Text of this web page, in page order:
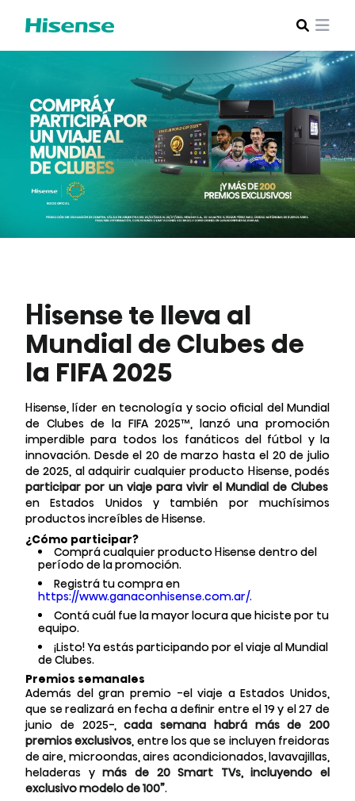
Hisense te lleva al
Mundial de Clubes de
la FIFA 2025
Hisense, líder en tecnología y socio oficial del Mundial
de Clubes de la FIFA 2025™, lanzó una promoción
imperdible para todos los fanáticos del fútbol y la
innovación. Desde el 20 de marzo hasta el 20 de julio
de 2025, al adquirir cualquier producto Hisense, podés
participar por un viaje para vivir el Mundial de Clubes
en Estados Unidos y también por muchísimos
productos increíbles de Hisense.
¿Cómo participar?
Comprá cualquier producto Hisense dentro del
período de la promoción.
Registrá tu compra en
https://www.ganaconhisense.com.ar/.
Contá cuál fue la mayor locura que hiciste por tu
equipo.
¡Listo! Ya estás participando por el viaje al Mundial
de Clubes.
Premios semanales
Además del gran premio -el viaje a Estados Unidos,
que se realizará en fecha a definir entre el 19 y el 27 de
junio de 2025-,cada semana habrá más de 200
premios exclusivos, entre los que se incluyen freidoras
de aire, microondas, aires acondicionados, lavavajillas,
heladeras ymás de 20 Smart TVs, incluyendo el
exclusivo modelo de 100”.